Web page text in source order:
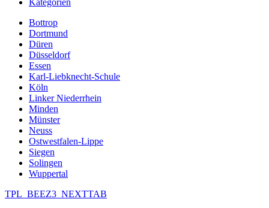
Bottrop
Dortmund
Düren
Düsseldorf
Essen
Karl-Liebknecht-Schule
Köln
Linker Niederrhein
Minden
Münster
Neuss
Ostwestfalen-Lippe
Siegen
Solingen
Wuppertal
TPL_BEEZ3_NEXTTAB